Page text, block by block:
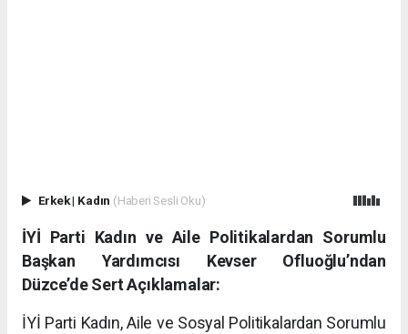
Erkek| Kadın (Haberi Sesli Oku)
İYİ Parti Kadın ve Aile Politikalardan Sorumlu
Başkan Yardımcısı Kevser Ofluoğlu’ndan
Düzce’de Sert Açıklamalar:
İYİ Parti Kadın, Aile ve Sosyal Politikalardan Sorumlu